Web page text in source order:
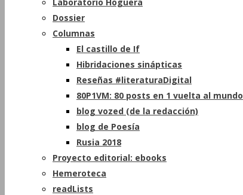
Dossier
Columnas
El castillo de If
Hibridaciones sinápticas
Reseñas #literaturaDigital
80P1VM: 80 posts en 1 vuelta al mundo
blog vozed (de la redacción)
blog de Poesía
Rusia 2018
Proyecto editorial: ebooks
Hemeroteca
readLists